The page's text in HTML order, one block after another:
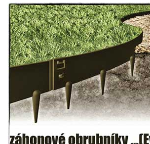
Budova fary v Dubé
Altán v parku v ulici Požárníků v Dubé
Největší hedvábná růže světa v Sebnitz
Sušárna chmele v Dubé
Dům čp. 12 na Tyršově náměstí v Cítolibech
Bývalý špitál čp. 60 v Cítolibech
Dělnický dům čp. 219 v Cítolibech
Zemědělský dvůr zvaný Ovčín čp. 26 v